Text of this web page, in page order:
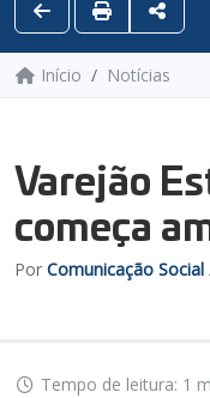
Início Notícias
Varejão
começa
Por Comunicação Social
Tempo de leitura: 1